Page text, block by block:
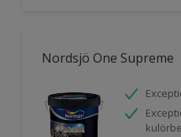
Nordsjö One Supreme